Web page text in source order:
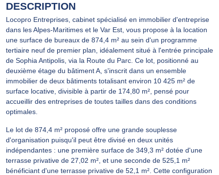
DESCRIPTION
Locopro Entreprises, cabinet spécialisé en immobilier d'entreprise
dans les Alpes-Maritimes et le Var Est, vous propose à la location
une surface de bureaux de 874,4 m² au sein d'un programme
tertiaire neuf de premier plan, idéalement situé à l'entrée principale
de Sophia Antipolis, via la Route du Parc. Ce lot, positionné au
deuxième étage du bâtiment A, s'inscrit dans un ensemble
immobilier de deux bâtiments totalisant environ 10 425 m² de
surface locative, divisible à partir de 174,80 m², pensé pour
accueillir des entreprises de toutes tailles dans des conditions
optimales.
Le lot de 874,4 m² proposé offre une grande souplesse
d'organisation puisqu'il peut être divisé en deux unités
indépendantes : une première surface de 349,3 m² dotée d'une
terrasse privative de 27,02 m², et une seconde de 525,1 m²
bénéficiant d'une terrasse privative de 52,1 m². Cette configuration